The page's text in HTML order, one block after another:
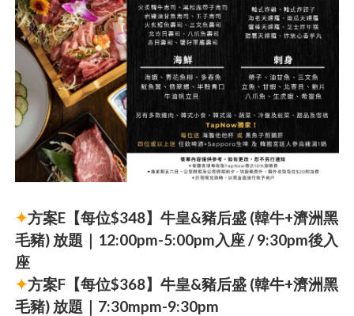
✦方案E【每位$348】牛皇&豬后盛 (韓牛+濟洲黑
毛豬) 放題｜12:00pm-5:00pm入座 / 9:30pm後入
座
✦方案F【每位$368】牛皇&豬后盛 (韓牛+濟洲黑
毛豬) 放題｜7:30mpm-9:30pm